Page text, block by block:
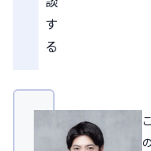
す
る
こ